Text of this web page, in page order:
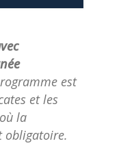
est
et les
la
obligatoire.